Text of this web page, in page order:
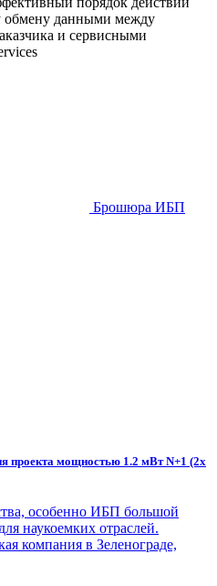
обмену данными между
и сервисными
Брошюра ИБП
проекта мощностью 1.2 мВт N+1 (2х
особенно ИБП большой
наукоемких отраслей.
компания в Зеленограде,